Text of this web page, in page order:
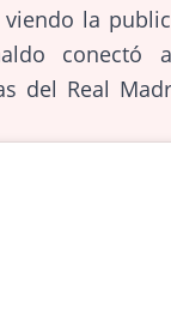
la
conectó
del Real